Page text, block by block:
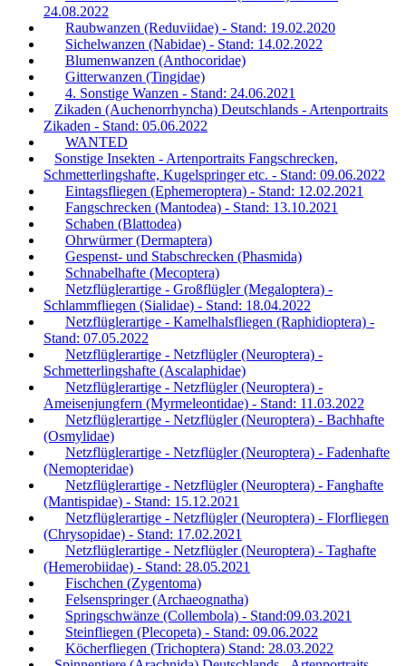
24.08.2022
Raubwanzen (Reduviidae) - Stand: 19.02.2020
Sichelwanzen (Nabidae) - Stand: 14.02.2022
Blumenwanzen (Anthocoridae)
Gitterwanzen (Tingidae)
4. Sonstige Wanzen - Stand: 24.06.2021
Zikaden (Auchenorrhyncha) Deutschlands - Artenportraits
Zikaden - Stand: 05.06.2022
WANTED
Sonstige Insekten - Artenportraits Fangschrecken,
Schmetterlingshafte, Kugelspringer etc. - Stand: 09.06.2022
Eintagsfliegen (Ephemeroptera) - Stand: 12.02.2021
Fangschrecken (Mantodea) - Stand: 13.10.2021
Schaben (Blattodea)
Ohrwürmer (Dermaptera)
Gespenst- und Stabschrecken (Phasmida)
Schnabelhafte (Mecoptera)
Netzflüglerartige - Großflügler (Megaloptera) -
Schlammfliegen (Sialidae) - Stand: 18.04.2022
Netzflüglerartige - Kamelhalsfliegen (Raphidioptera) -
Stand: 07.05.2022
Netzflüglerartige - Netzflügler (Neuroptera) -
Schmetterlingshafte (Ascalaphidae)
Netzflüglerartige - Netzflügler (Neuroptera) -
Ameisenjungfern (Myrmeleontidae) - Stand: 11.03.2022
Netzflüglerartige - Netzflügler (Neuroptera) - Bachhafte
(Osmylidae)
Netzflüglerartige - Netzflügler (Neuroptera) - Fadenhafte
(Nemopteridae)
Netzflüglerartige - Netzflügler (Neuroptera) - Fanghafte
(Mantispidae) - Stand: 15.12.2021
Netzflüglerartige - Netzflügler (Neuroptera) - Florfliegen
(Chrysopidae) - Stand: 17.02.2021
Netzflüglerartige - Netzflügler (Neuroptera) - Taghafte
(Hemerobiidae) - Stand: 28.05.2021
Fischchen (Zygentoma)
Felsenspringer (Archaeognatha)
Springschwänze (Collembola) - Stand:09.03.2021
Steinfliegen (Plecopeta) - Stand: 09.06.2022
Köcherfliegen (Trichoptera) Stand: 28.03.2022